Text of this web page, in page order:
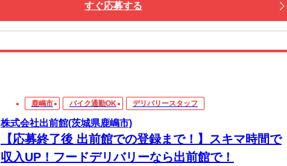
すぐ応募する
鹿嶋市 バイク通勤OK デリバリースタッフ
株式会社出前館(茨城県鹿嶋市)
【応募終了後 出前館での登録まで！】スキマ時間で
収入UP！フードデリバリーなら出前館で！